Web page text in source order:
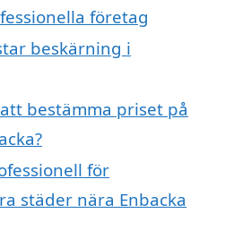
företag
beskärning i
bestämma priset på
för
städer nära Enbacka